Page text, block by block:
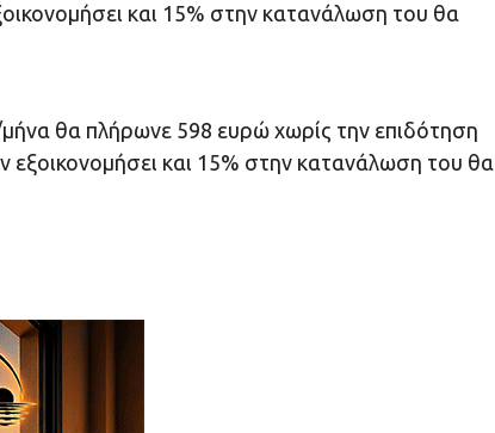
και 15% στην κατανάλωση του θα
θα πλήρωνε 598 ευρώ χωρίς την επιδότηση
εξοικονομήσει και 15% στην κατανάλωση του θα